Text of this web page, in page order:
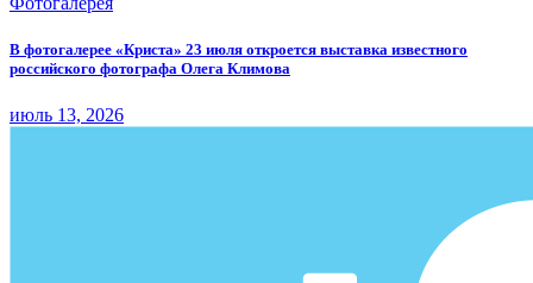
В фотогалерее «Криста» 23 июля откроется выставка известного
российского фотографа Олега Климова
июль 13, 2026